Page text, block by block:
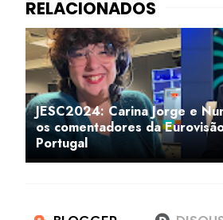
JESC2024: Carina Jorge e
os comentadores da
Portugal